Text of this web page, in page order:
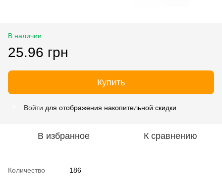
В наличии
25.96 грн
Купить
Войти для отображения накопительной скидки
В избранное К сравнению
Количество 186